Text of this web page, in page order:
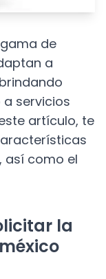
de
a
servicios
artículo, te
así como el
la